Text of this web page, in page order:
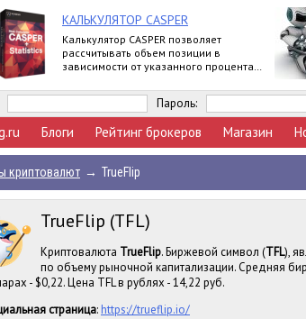
КАЛЬКУЛЯТОР CASPER
Калькулятор CASPER позволяет
рассчитывать объем позиции в
зависимости от указанного процента
Пароль:
Блоги Рейтинг брокеров Магазин
криптовалют → TrueFlip
TrueFlip (TFL)
Криптовалюта TrueFlip. Биржевой символ (TFL),
по объему рыночной капитализации. Средняя
- $0,22. Цена TFL в рублях - 14,22 руб.
страница: https://trueflip.io/